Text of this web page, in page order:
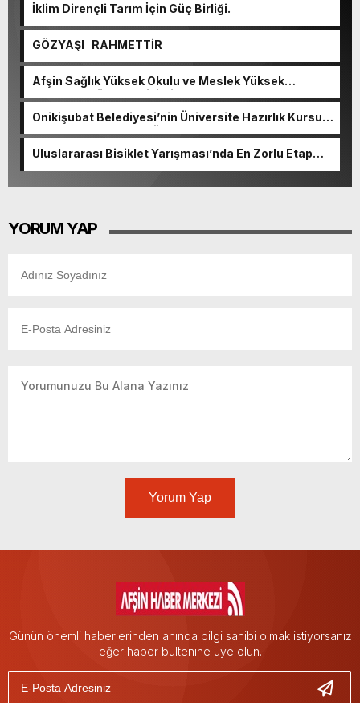
İklim Dirençli Tarım İçin Güç Birliği.
GÖZYAŞI RAHMETTİR
Afşin Sağlık Yüksek Okulu ve Meslek Yüksek
Okulunda görev değişimi!
Onikişubat Belediyesi’nin Üniversite Hazırlık Kursu
başvurularında son gün 7 Ağustos.
Uluslararası Bisiklet Yarışması’nda En Zorlu Etap
YORUM YAP
Yorum Yap
Günün önemli haberlerinden anında bilgi sahibi olmak istiyorsanız
eğer haber bültenine üye olun.